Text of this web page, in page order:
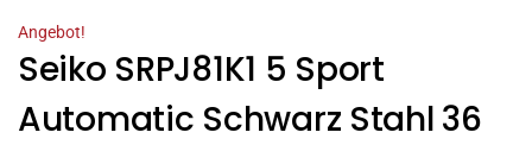
Angebot!
Seiko SRPJ81K1 5 Sport
Automatic Schwarz Stahl 36